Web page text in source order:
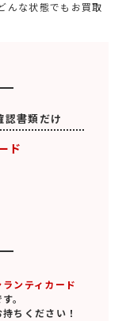
んな状態でもお買取
認書類だけ
ド
ンティカード
。
ちください！